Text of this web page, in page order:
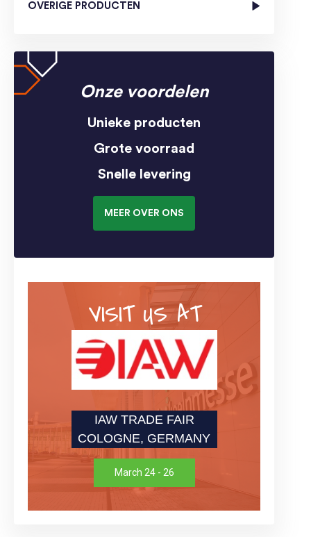
OVERIGE PRODUCTEN
Onze voordelen
Unieke producten
Grote voorraad
Snelle levering
MEER OVER ONS
VISIT US AT
IAW TRADE FAIR
COLOGNE, GERMANY
March 24 - 26